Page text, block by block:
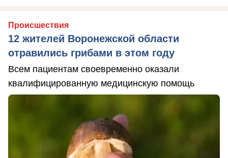
Происшествия
12 жителей Воронежской области
отравились грибами в этом году
Всем пациентам своевременно оказали
квалифицированную медицинскую помощь